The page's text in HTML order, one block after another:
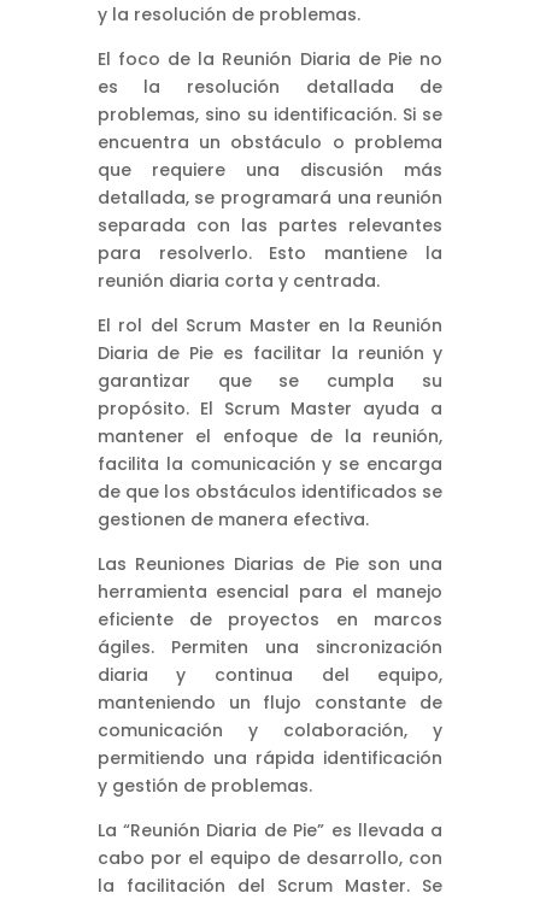
y la resolución de problemas.
El foco de la Reunión Diaria de Pie no
es la resolución detallada de
problemas, sino su identificación. Si se
encuentra un obstáculo o problema
que requiere una discusión más
detallada, se programará una reunión
separada con las partes relevantes
para resolverlo. Esto mantiene la
reunión diaria corta y centrada.
El rol del Scrum Master en la Reunión
Diaria de Pie es facilitar la reunión y
garantizar que se cumpla su
propósito. El Scrum Master ayuda a
mantener el enfoque de la reunión,
facilita la comunicación y se encarga
de que los obstáculos identificados se
gestionen de manera efectiva.
Las Reuniones Diarias de Pie son una
herramienta esencial para el manejo
eficiente de proyectos en marcos
ágiles. Permiten una sincronización
diaria y continua del equipo,
manteniendo un flujo constante de
comunicación y colaboración, y
permitiendo una rápida identificación
y gestión de problemas.
La “Reunión Diaria de Pie” es llevada a
cabo por el equipo de desarrollo, con
la facilitación del Scrum Master. Se